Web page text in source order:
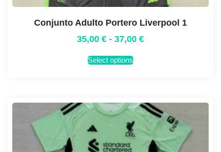
Conjunto Adulto Portero Liverpool 1
35,00 € - 37,00 €
Select options